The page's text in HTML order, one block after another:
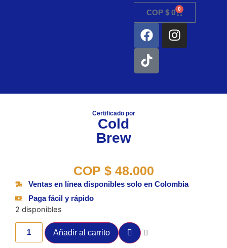
COP $ 0 0
Certificado por
Cold
Brew
COP $48.000
Ventas en línea disponibles solo en Colombia
Paga fácil y rápido
2 disponibles
Añadir al carrito